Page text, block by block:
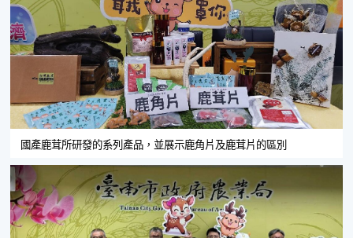
國產鹿茸所研發的系列產品，並展示鹿角片及鹿茸片的區別